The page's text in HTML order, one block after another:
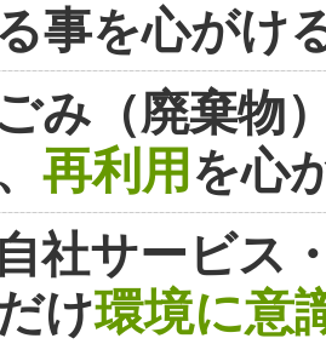
事を心がけ
み（廃棄物
再利用を心
社サービス
け環境に意